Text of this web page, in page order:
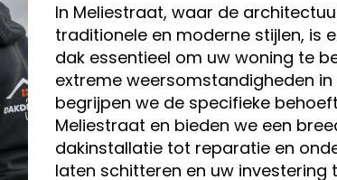
In Meliestraat, waar de
traditionele en moderne stijlen, is
dak essentieel om uw woning te
extreme weersomstandigheden in
begrijpen we de specifieke
Meliestraat en bieden we een
dakinstallatie tot reparatie en
laten schitteren en uw investering